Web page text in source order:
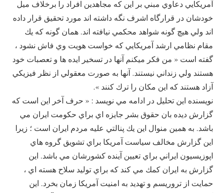
آمريكايي دعاوي مبني بر اين كه مجاهدين افراد را برخلاف ميل
خودشان در قرارگاه اشرف نگه داشته اند مورد تحقيق قرار داده
اند ولي هيچ گونه شواهد محكمي نيافته اند. همان گونه كه يك
مقام نظامي ارشد آمريكايي كه خواست هويت وي فاش نشود ،
گفته است « من فكر ميكنم آنها در تسخير ايده ها و تعصبات خود
هستند ولي زنداني نيستند. آنها به صورت معقولي از نظر فيزيكي
آزاد هستند كه اين مكان را ترك كنند ».
نويسنده اين تحليل در ادامه مي نويسد : « حرف آخر اين است که
گزارش ديده بان حقوق بشر جايزه اي براي حكومت ايران مي
باشد. به همين منوال اين يك پنالتي عليه مردم ايران است ؛ زيرا
اين گزارش مخالف سياست آمريكا براي تشويق گروه هاي
اپوزيسيون ايراني براي تعيين آينده كشورشان مي باشد. اين
گزارش به ايران كمك مي كند كه براي توليد سلاح هسته اي ،
حمايت از تروريسم و تهديد به امنيت آمريكا زمان بخرد. اين